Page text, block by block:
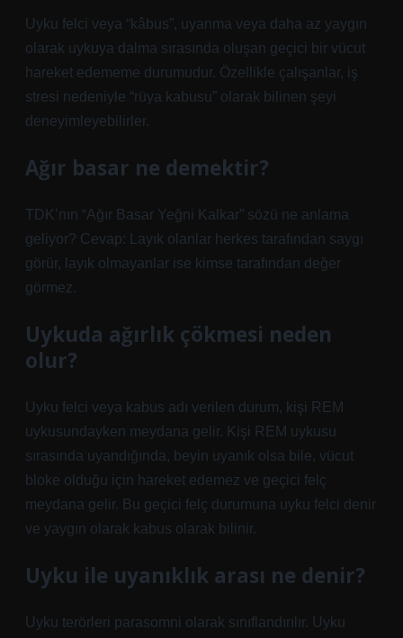
Uyku felci veya “kâbus”, uyanma veya daha az yaygın
olarak uykuya dalma sırasında oluşan geçici bir vücut
hareket edememe durumudur. Özellikle çalışanlar, iş
stresi nedeniyle “rüya kabusu” olarak bilinen şeyi
deneyimleyebilirler.
Ağır basar ne demektir?
TDK’nın “Ağır Basar Yeğni Kalkar” sözü ne anlama
geliyor? Cevap: Layık olanlar herkes tarafından saygı
görür, layık olmayanlar ise kimse tarafından değer
görmez.
Uykuda ağırlık çökmesi neden
olur?
Uyku felci veya kabus adı verilen durum, kişi REM
uykusundayken meydana gelir. Kişi REM uykusu
sırasında uyandığında, beyin uyanık olsa bile, vücut
bloke olduğu için hareket edemez ve geçici felç
meydana gelir. Bu geçici felç durumuna uyku felci denir
ve yaygın olarak kabus olarak bilinir.
Uyku ile uyanıklık arası ne denir?
Uyku terörleri parasomni olarak sınıflandırılır. Uyku